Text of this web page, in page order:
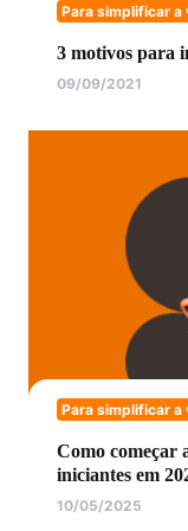
Para simplificar a
3 motivos para
09/09/2021
Para simplificar a
Como começar
iniciantes em
10/05/2025